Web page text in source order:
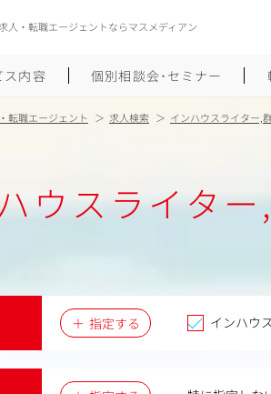
人・転職エージェントならマスメディアン
ス内容 個別相談会･セミナー
履歴書のつくり方
面接対策
転職エージェント 求人検索 インハウスライター,
ウスライタ
指定する インハウ